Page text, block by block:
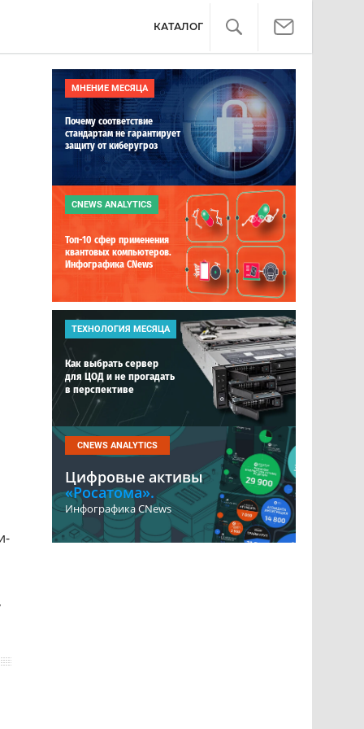
КАТАЛОГ
МНЕНИЕ МЕСЯЦА
Почему соответствие
стандартам не гарантирует
защиту от киберугроз
CNEWS ANALYTICS
Топ-10 сфер применения
квантовых компьютеров.
Инфографика CNews
ТЕХНОЛОГИЯ МЕСЯЦА
Как выбрать сервер
для ЦОД и не прогадать
в перспективе
CNEWS ANALYTICS
Цифровые активы
«Росатома».
Инфографика CNews